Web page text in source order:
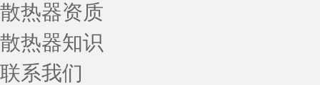
散热器资质
散热器知识
联系我们